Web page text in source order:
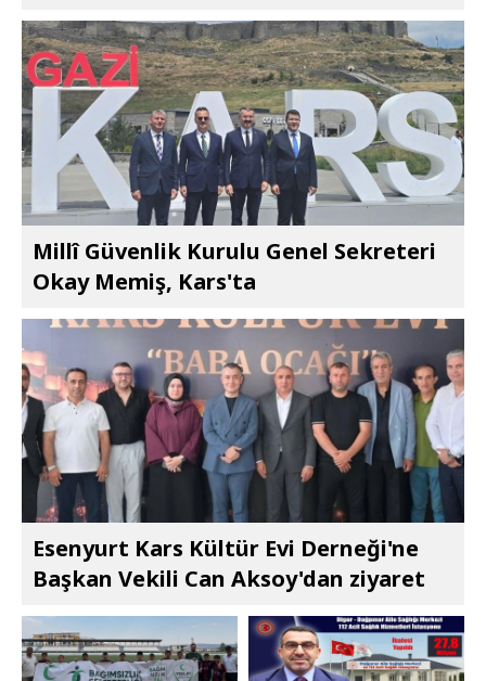
Millî Güvenlik Kurulu Genel Sekreteri
Okay Memiş, Kars'ta
Esenyurt Kars Kültür Evi Derneği'ne
Başkan Vekili Can Aksoy'dan ziyaret